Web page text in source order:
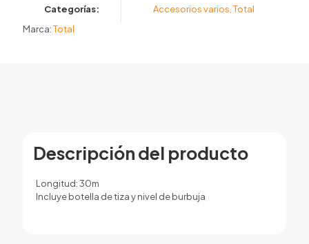
Categorías: Accesorios varios Total
Marca:Total
Descripción del producto
Longitud: 30m
Incluye botella de tiza y nivel de burbuja